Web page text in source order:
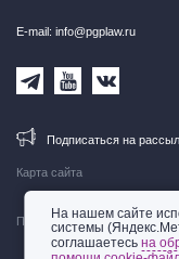
Карта сайта
Правовая информация
E-mail: info@pgplaw.ru
Подписаться на
На нашем сайте
системы
соглашаетесьна